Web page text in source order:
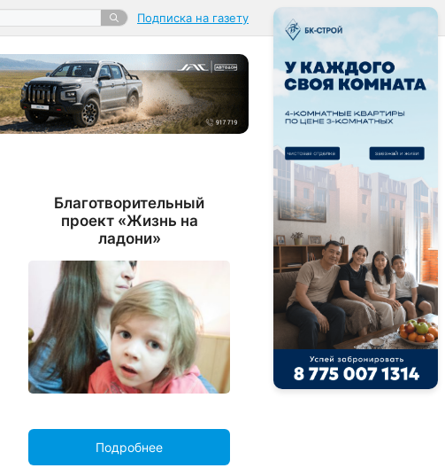
Подписка на газету
с воинскими почестями.
Благотворительный
проект «Жизнь на
ладони»
Подробнее